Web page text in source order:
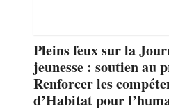
Pleins feux sur la
jeunesse : soutien au
Renforcer les
d’Habitat pour